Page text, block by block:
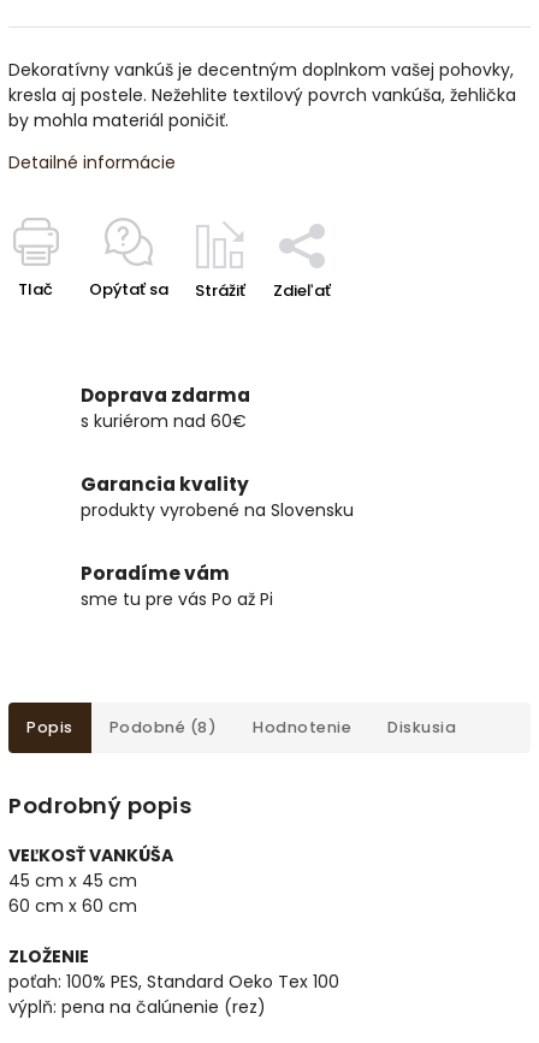
Dekoratívny vankúš je decentným doplnkom vašej pohovky,
kresla aj postele. Nežehlite textilový povrch vankúša, žehlička
by mohla materiál poničiť.
Detailné informácie
Tlač Opýtať sa Strážiť Zdieľať
Doprava zdarma
s kuriérom nad 60€
Garancia kvality
produkty vyrobené na Slovensku
Poradíme vám
sme tu pre vás Po až Pi
Popis Podobné (8) Hodnotenie Diskusia
Podrobný popis
VEĽKOSŤ VANKÚŠA
45 cm x 45 cm
60 cm x 60 cm
ZLOŽENIE
poťah: 100% PES, Standard Oeko Tex 100
výplň: pena na čalúnenie (rez)